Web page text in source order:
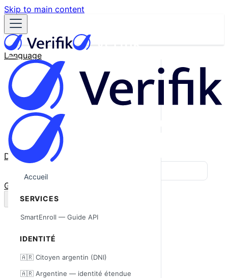
Skip to main content
Language
English
Español
Français
Português
한국어
日本語
中文
Docs
GitHub
Accueil
SERVICES
SmartEnroll — Guide API
IDENTITÉ
🇦🇷 Citoyen argentin (DNI)
🇦🇷 Argentine — identité étendue